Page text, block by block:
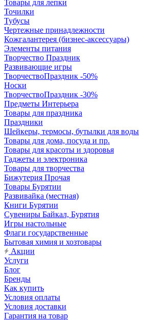
Товары для лепки
Точилки
Тубусы
Чертежные принадлежности
Кожгалантерея (бизнес-аксессуары)
Элементы питания
Творчество Праздник
Развивающие игры
ТворчествоПраздник -50%
Носки
ТворчествоПраздник -30%
Предметы Интерьера
Товары для праздника
Праздники
Шейкеры, термосы, бутылки для воды
Товары для дома, посуда и пр.
Товары для красоты и здоровья
Гаджеты и электроника
Товары для творчества
Бижутерия Прочая
Товары Бурятии
Развивайка (местная)
Книги Бурятии
Сувениры Байкал, Бурятия
Игры настольные
Флаги государственные
Бытовая химия и хозтовары
Акции
Услуги
Блог
Бренды
Как купить
Условия оплаты
Условия доставки
Гарантия на товар